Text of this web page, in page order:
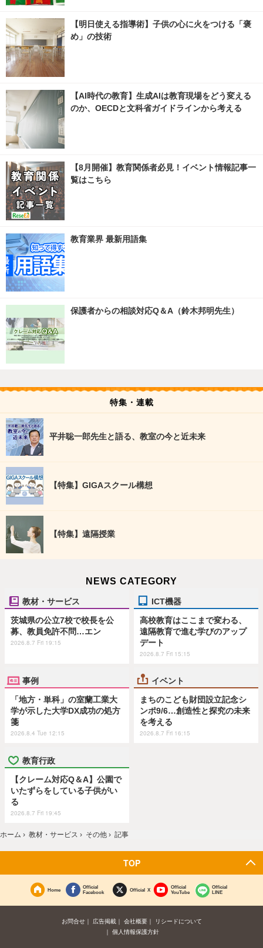
【明日使える指導術】子供の心に火をつける「褒
め」の技術
【AI時代の教育】生成AIは教育現場をどう変える
のか、OECDと文科省ガイドラインから考える
【8月開催】教育関係者必見！イベント情報記事一
覧はこちら
教育業界 最新用語集
保護者からの相談対応Q＆A（鈴木邦明先生）
特集・連載
平井聡一郎先生と語る、教室の今と近未来
【特集】GIGAスクール構想
【特集】遠隔授業
NEWS CATEGORY
教材・サービス
茨城県の公立7校で校長を公
募、教員免許不問…エン
2026.8.7 Fri 19:15
ICT機器
高校教育はここまで変わる、
遠隔教育で進む学びのアップ
デート
2026.8.7 Fri 15:15
事例
「地方・単科」の室蘭工業大
学が示した大学DX成功の処方
箋
2026.8.4 Tue 12:15
イベント
まちのこども財団設立記念シ
ンポ9/6…創造性と探究の未来
を考える
2026.8.7 Fri 16:15
教育行政
【クレーム対応Q＆A】公園で
いたずらをしている子供がい
る
2026.8.7 Fri 19:45
ホーム › 教材・サービス › その他 › 記事
TOP
Home
Official
Facebook
Official X
Official
YouTube
Official
LINE
お問合せ 広告掲載 会社概要
リシードについて
個人情報保護方針